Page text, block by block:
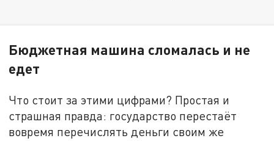
Бюджетная машина сломалась и не
едет
Что стоит за этими цифрами? Простая и
страшная правда: государство перестаёт
вовремя перечислять деньги своим же